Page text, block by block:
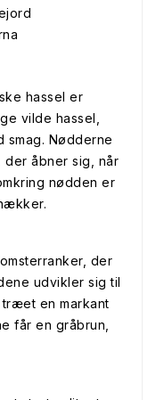
hassel er
vilde hassel,
smag. Nødderne
der åbner sig, når
nødden er
der
udvikler sig til
en markant
får en gråbrun,